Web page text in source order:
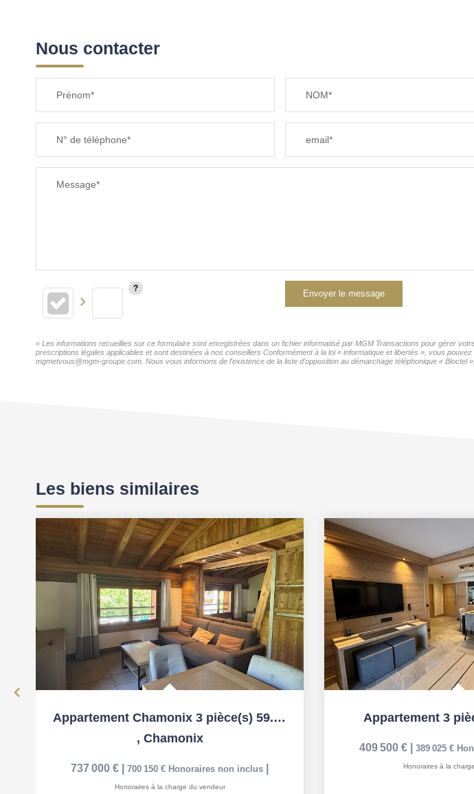
Nous contacter
Prénom* NOM*
N° de téléphone* email*
Message*
Envoyer le message
« Les informations recueillies sur ce formulaire sont enregistrées dans un fichier informatisé par MGM Transactions pour gérer
prescriptions légales applicables et sont destinées à nos conseillers Conformément à la loi « informatique et libertés », vous
mgmetvous@mgm-groupe.com. Nous vous informons de l'existence de la liste d'opposition au démarchage téléphonique « Bloctel
Les biens similaires
Appartement Chamonix 3 pièce(s) 59.19 m2
, Chamonix
737 000 € 700 150 € Honoraires non inclus
Honoraires à la charge du vendeur
Appartement 3
409 500 € 389 025 €
Honoraires à la